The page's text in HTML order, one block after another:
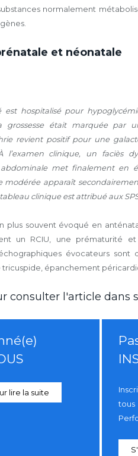
normalement
et néonatale
hospitalisé pour
grossesse était marquée par
revient positif pour une
l’examen clinique, un faciès
abdominale met finalement en
modérée apparaît
clinique est attribué aux
plus souvent évoqué en
un RCIU, une prématurité
évocateurs
épanchement
consulter l'article dans
lire la suite